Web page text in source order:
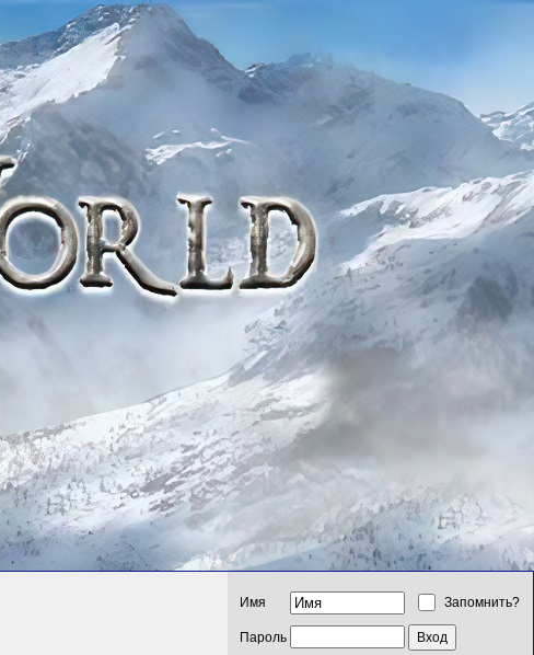
Имя Запомнить?
Пароль